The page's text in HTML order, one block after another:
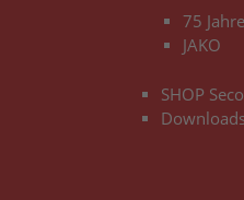
75 Jahre
JAKO
SHOP